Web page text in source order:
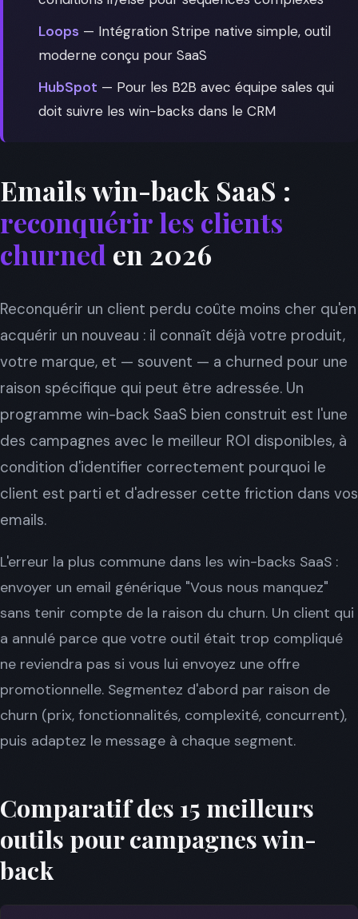
Loops — Intégration Stripe native simple, outil
moderne conçu pour SaaS
HubSpot — Pour les B2B avec équipe sales qui
doit suivre les win-backs dans le CRM
Emails win-back SaaS :
reconquérir les clients
churned en 2026
Reconquérir un client perdu coûte moins cher qu'en
acquérir un nouveau : il connaît déjà votre produit,
votre marque, et — souvent — a churned pour une
raison spécifique qui peut être adressée. Un
programme win-back SaaS bien construit est l'une
des campagnes avec le meilleur ROI disponibles, à
condition d'identifier correctement pourquoi le
client est parti et d'adresser cette friction dans vos
emails.
L'erreur la plus commune dans les win-backs SaaS :
envoyer un email générique "Vous nous manquez"
sans tenir compte de la raison du churn. Un client qui
a annulé parce que votre outil était trop compliqué
ne reviendra pas si vous lui envoyez une offre
promotionnelle. Segmentez d'abord par raison de
churn (prix, fonctionnalités, complexité, concurrent),
puis adaptez le message à chaque segment.
Comparatif des 15 meilleurs
outils pour campagnes win-
back